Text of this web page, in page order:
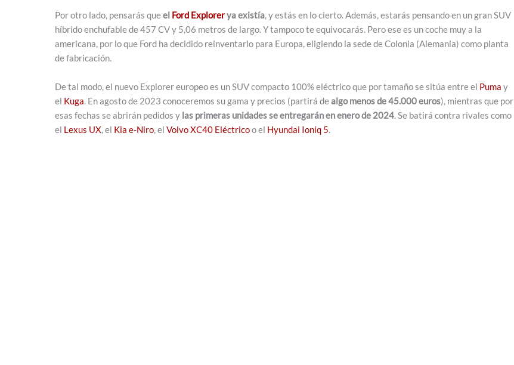
Por otro lado, pensarás queel Ford Explorerya existía, y estás en lo cierto. Además, estarás pensando en un gran SUV
híbrido enchufable de 457 CV y 5,06 metros de largo. Y tampoco te equivocarás. Pero ese es un coche muy a la
americana, por lo que Ford ha decidido reinventarlo para Europa, eligiendo la sede de Colonia (Alemania) como planta
de fabricación.
De tal modo, el nuevo Explorer europeo es un SUV compacto 100% eléctrico que por tamaño se sitúa entre el Puma y
el Kuga. En agosto de 2023 conoceremos su gama y precios (partirá dealgo menos de 45.000 euros), mientras que por
esas fechas se abrirán pedidos y las primeras unidades se entregarán en enero de 2024. Se batirá contra rivales como
el Lexus UX, el Kia e-Niro, el Volvo XC40 Eléctricoo el Hyundai Ioniq 5.